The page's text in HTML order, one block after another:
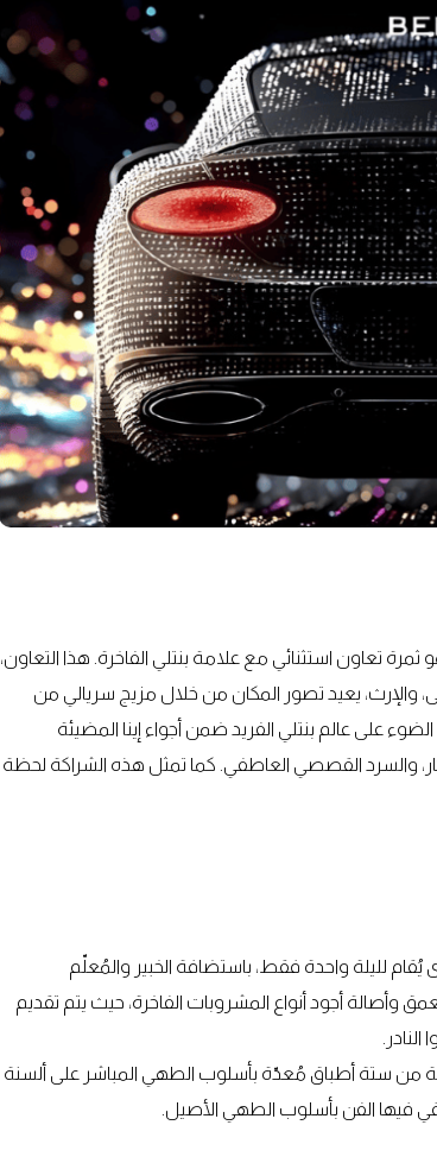
تعاون استثنائي مع علامة بنتلي الفاخرة. هذا التعاون،
والإرث، يعيد تصور المكان من خلال مزيج سريالي من
على عالم بنتلي الفريد ضمن أجواء إينا المضيئة
والسرد القصصي العاطفي. كما تمثل هذه الشراكة لحظة
المستوى يُقام لليلة واحدة فقط، باستضافة الخبير والمُعلّم
أجود أنواع المشروبات الفاخرة، حيث يتم تقديم
ستة أطباق مُعدّة بأسلوب الطهي المباشر على ألسنة
فيها الفن بأسلوب الطهي الأصيل.